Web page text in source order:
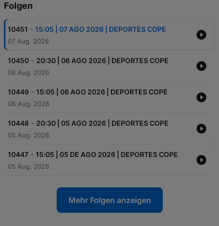
Folgen
10451 - 15:05 | 07 AGO 2026 | DEPORTES COPE
07 Aug. 2026
10450 - 20:30 | 06 AGO 2026 | DEPORTES COPE
06 Aug. 2026
10449 - 15:05 | 06 AGO 2026 | DEPORTES COPE
06 Aug. 2026
10448 - 20:30 | 05 AGO 2026 | DEPORTES COPE
05 Aug. 2026
10447 - 15:05 | 05 DE AGO 2026 | DEPORTES COPE
05 Aug. 2026
Mehr Folgen anzeigen